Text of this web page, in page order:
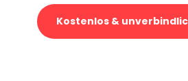
Kostenlos &